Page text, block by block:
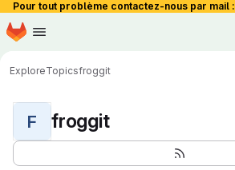
Pour tout problème contactez-nous par mail :
Skip to main content
Homepage
ExploreTopicsfroggit
F froggit